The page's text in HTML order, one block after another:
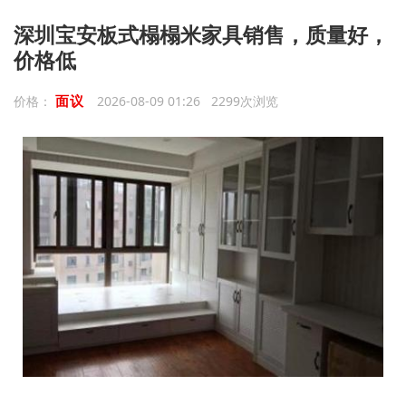
深圳宝安板式榻榻米家具销售，质量好，
价格低
价格： 面议 2026-08-09 01:26 2299次浏览